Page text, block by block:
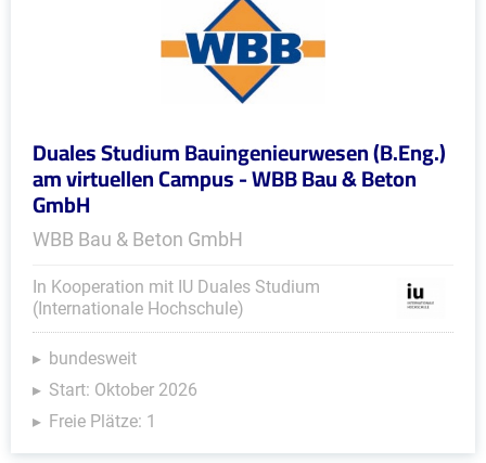
Duales Studium Bauingenieurwesen (B.Eng.)
am virtuellen Campus - WBB Bau & Beton
GmbH
WBB Bau & Beton GmbH
In Kooperation mit IU Duales Studium
(Internationale Hochschule)
bundesweit
Start: Oktober 2026
Freie Plätze: 1